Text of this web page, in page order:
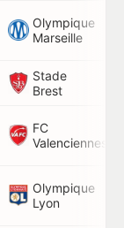
Olympique
Marseille
Stade
Brest
FC
Valenciennes
Olympique
Lyon